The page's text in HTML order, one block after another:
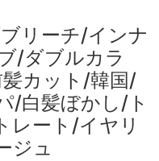
リーチ/インナ
/ダブルカラ
カット/韓国/
/白髪ぼかし/ト
レート/イヤリ
ジュ